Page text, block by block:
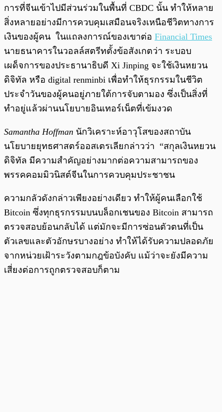
การที่จีนเข้าไปมีส่วนร่วมในพื้นที่ CBDC นั้น ทำให้หลาย
สิ่งหลายอย่างมีการควบคุมเสมือนจริงเหนือชีวิตทางการ
เงินของผู้คน ในแถลงการณ์ของเขาต่อ Financial Times
นายธนาคารในวอลล์สตรีทตั้งข้อสังเกตว่า ระบอบ
เผด็จการของประธานาธิบดี Xi Jinping จะใช้เงินหยวน
ดิจิทัล หรือ digital renminbi เพื่อทำให้ธุรกรรมในชีวิต
ประจำวันของผู้คนอยู่ภายใต้การจับตามอง ซึ่งเป็นสิ่งที่
ทำอยู่แล้วผ่านนโยบายอินเทอร์เน็ตที่เข้มงวด
Samantha Hoffman นักวิเคราะห์อาวุโสของสถาบัน
นโยบายยุทธศาสตร์ออสเตรเลียกล่าวว่า “สกุลเงินหยวน
ดิจิทัล มีความสำคัญอย่างมากต่อความสามารถของ
พรรคคอมมิวนิสต์จีนในการควบคุมประชาชน
ความกลัวดังกล่าวเพียงอย่างเดียว ทำให้ผู้คนเลือกใช้
Bitcoin ซึ่งทุกธุรกรรมบนบล็อกเชนของ Bitcoin สามารถ
ตรวจสอบย้อนกลับได้ แต่มักจะมีการซ่อนตัวตนที่เป็น
ตัวเลขและตัวอักษรบางอย่าง ทำให้ได้รับความปลอดภัย
จากหน่วยเฝ้าระวังตามกฎข้อบังคับ แม้ว่าจะยังมีความ
เสี่ยงต่อการถูกตรวจสอบก็ตาม